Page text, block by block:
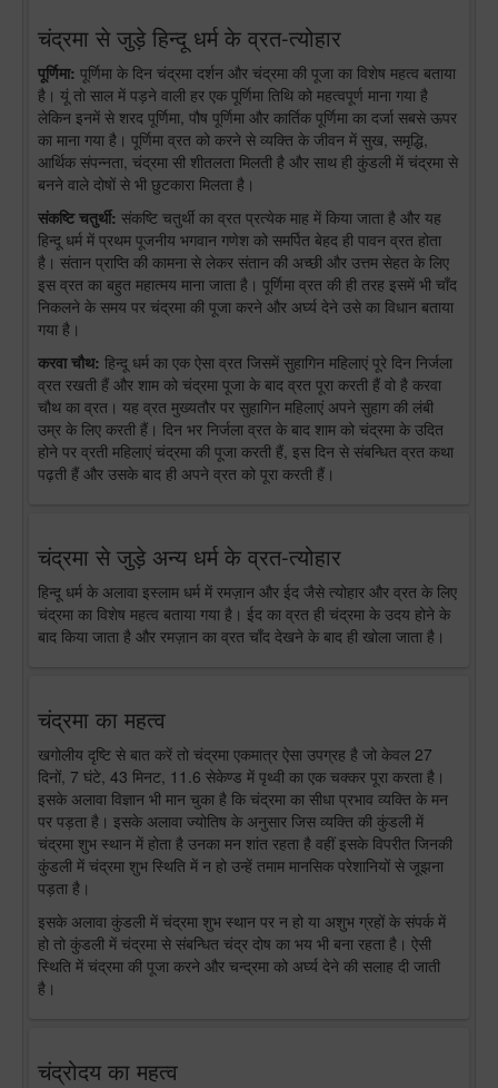
चंद्रमा से जुड़े हिन्दू धर्म के व्रत-त्योहार
पूर्णिमा: पूर्णिमा के दिन चंद्रमा दर्शन और चंद्रमा की पूजा का विशेष महत्व बताया
है। यूं तो साल में पड़ने वाली हर एक पूर्णिमा तिथि को महत्वपूर्ण माना गया है
लेकिन इनमें से शरद पूर्णिमा, पौष पूर्णिमा और कार्तिक पूर्णिमा का दर्जा सबसे ऊपर
का माना गया है। पूर्णिमा व्रत को करने से व्यक्ति के जीवन में सुख, समृद्धि,
आर्थिक संपन्नता, चंद्रमा सी शीतलता मिलती है और साथ ही कुंडली में चंद्रमा से
बनने वाले दोषों से भी छुटकारा मिलता है।
संकष्टि चतुर्थी: संकष्टि चतुर्थी का व्रत प्रत्येक माह में किया जाता है और यह
हिन्दू धर्म में प्रथम पूजनीय भगवान गणेश को समर्पित बेहद ही पावन व्रत होता
है। संतान प्राप्ति की कामना से लेकर संतान की अच्छी और उत्तम सेहत के लिए
इस व्रत का बहुत महात्मय माना जाता है। पूर्णिमा व्रत की ही तरह इसमें भी चाँद
निकलने के समय पर चंद्रमा की पूजा करने और अर्घ्य देने उसे का विधान बताया
गया है।
करवा चौथ: हिन्दू धर्म का एक ऐसा व्रत जिसमें सुहागिन महिलाएं पूरे दिन निर्जला
व्रत रखती हैं और शाम को चंद्रमा पूजा के बाद व्रत पूरा करती हैं वो है करवा
चौथ का व्रत। यह व्रत मुख्यतौर पर सुहागिन महिलाएं अपने सुहाग की लंबी
उम्र के लिए करती हैं। दिन भर निर्जला व्रत के बाद शाम को चंद्रमा के उदित
होने पर व्रती महिलाएं चंद्रमा की पूजा करती हैं, इस दिन से संबन्धित व्रत कथा
पढ़ती हैं और उसके बाद ही अपने व्रत को पूरा करती हैं।
चंद्रमा से जुड़े अन्य धर्म के व्रत-त्योहार
हिन्दू धर्म के अलावा इस्लाम धर्म में रमज़ान और ईद जैसे त्योहार और व्रत के लिए
चंद्रमा का विशेष महत्व बताया गया है। ईद का व्रत ही चंद्रमा के उदय होने के
बाद किया जाता है और रमज़ान का व्रत चाँद देखने के बाद ही खोला जाता है।
चंद्रमा का महत्व
खगोलीय दृष्टि से बात करें तो चंद्रमा एकमात्र ऐसा उपग्रह है जो केवल 27
दिनों, 7 घंटे, 43 मिनट, 11.6 सेकेण्ड में पृथ्वी का एक चक्कर पूरा करता है।
इसके अलावा विज्ञान भी मान चुका है कि चंद्रमा का सीधा प्रभाव व्यक्ति के मन
पर पड़ता है। इसके अलावा ज्योतिष के अनुसार जिस व्यक्ति की कुंडली में
चंद्रमा शुभ स्थान में होता है उनका मन शांत रहता है वहीं इसके विपरीत जिनकी
कुंडली में चंद्रमा शुभ स्थिति में न हो उन्हें तमाम मानसिक परेशानियों से जूझना
पड़ता है।
इसके अलावा कुंडली में चंद्रमा शुभ स्थान पर न हो या अशुभ ग्रहों के संपर्क में
हो तो कुंडली में चंद्रमा से संबन्धित चंद्र दोष का भय भी बना रहता है। ऐसी
स्थिति में चंद्रमा की पूजा करने और चन्द्रमा को अर्घ्य देने की सलाह दी जाती
है।
चंद्रोदय का महत्व